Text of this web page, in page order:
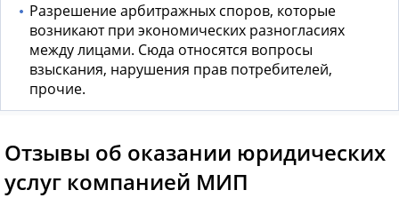
Разрешение арбитражных споров, которые
возникают при экономических разногласиях
между лицами. Сюда относятся вопросы
взыскания, нарушения прав потребителей,
прочие.
Отзывы об оказании юридических
услуг компанией МИП